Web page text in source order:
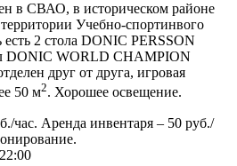
в СВАО, в историческом районе
Учебно-спортинвого
2 стола DONIC PERSSON
DONIC WORLD CHAMPION
друг от друга, игровая
50 м2. Хорошее освещение.
час. Аренда инвентаря – 50 руб./